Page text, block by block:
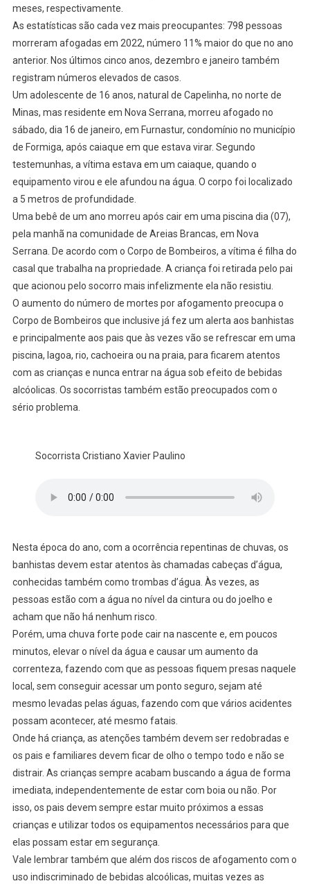
meses, respectivamente.
As estatísticas são cada vez mais preocupantes: 798 pessoas
morreram afogadas em 2022, número 11% maior do que no ano
anterior. Nos últimos cinco anos, dezembro e janeiro também
registram números elevados de casos.
Um adolescente de 16 anos, natural de Capelinha, no norte de
Minas, mas residente em Nova Serrana, morreu afogado no
sábado, dia 16 de janeiro, em Furnastur, condomínio no município
de Formiga, após caiaque em que estava virar. Segundo
testemunhas, a vítima estava em um caiaque, quando o
equipamento virou e ele afundou na água. O corpo foi localizado
a 5 metros de profundidade.
Uma bebê de um ano morreu após cair em uma piscina dia (07),
pela manhã na comunidade de Areias Brancas, em Nova
Serrana. De acordo com o Corpo de Bombeiros, a vítima é filha do
casal que trabalha na propriedade. A criança foi retirada pelo pai
que acionou pelo socorro mais infelizmente ela não resistiu.
O aumento do número de mortes por afogamento preocupa o
Corpo de Bombeiros que inclusive já fez um alerta aos banhistas
e principalmente aos pais que às vezes vão se refrescar em uma
piscina, lagoa, rio, cachoeira ou na praia, para ficarem atentos
com as crianças e nunca entrar na água sob efeito de bebidas
alcóolicas. Os socorristas também estão preocupados com o
sério problema.
Socorrista Cristiano Xavier Paulino
Nesta época do ano, com a ocorrência repentinas de chuvas, os
banhistas devem estar atentos às chamadas cabeças d’água,
conhecidas também como trombas d’água. Às vezes, as
pessoas estão com a água no nível da cintura ou do joelho e
acham que não há nenhum risco.
Porém, uma chuva forte pode cair na nascente e, em poucos
minutos, elevar o nível da água e causar um aumento da
correnteza, fazendo com que as pessoas fiquem presas naquele
local, sem conseguir acessar um ponto seguro, sejam até
mesmo levadas pelas águas, fazendo com que vários acidentes
possam acontecer, até mesmo fatais.
Onde há criança, as atenções também devem ser redobradas e
os pais e familiares devem ficar de olho o tempo todo e não se
distrair. As crianças sempre acabam buscando a água de forma
imediata, independentemente de estar com boia ou não. Por
isso, os pais devem sempre estar muito próximos a essas
crianças e utilizar todos os equipamentos necessários para que
elas possam estar em segurança.
Vale lembrar também que além dos riscos de afogamento com o
uso indiscriminado de bebidas alcoólicas, muitas vezes as